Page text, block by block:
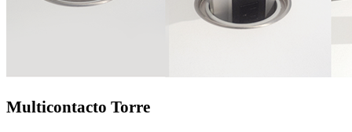
Multicontacto Torre